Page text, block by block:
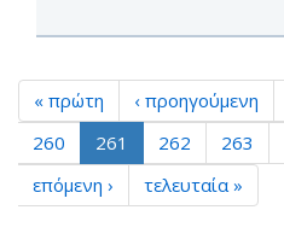
« πρώτη ‹ προηγούμενη
260
261 262 263
επόμενη ›
τελευταία »